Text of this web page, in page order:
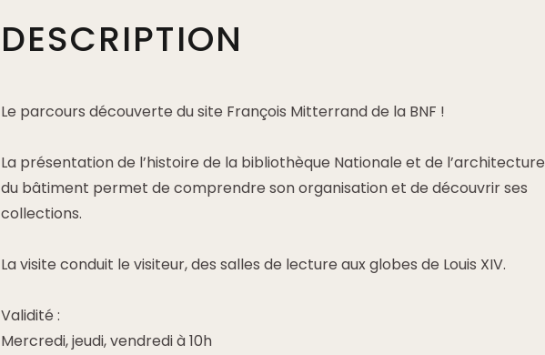
DESCRIPTION
Le parcours découverte du site François Mitterrand de la BNF !
La présentation de l’histoire de la bibliothèque Nationale et de l’architecture
du bâtiment permet de comprendre son organisation et de découvrir ses
collections.
La visite conduit le visiteur, des salles de lecture aux globes de Louis XIV.
Validité :
Mercredi, jeudi, vendredi à 10h